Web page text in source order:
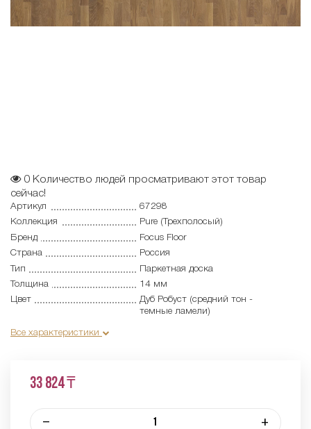
0 Количество людей просматривают этот товар
сейчас!
Артикул
67298
Коллекция
Pure (Трехполосый)
Бренд
Focus Floor
Страна
Россия
Тип
Паркетная доска
Толщина
14 мм
Цвет
Дуб Робуст (средний тон -
темные ламели)
Все характеристики
33 824 ₸
– +